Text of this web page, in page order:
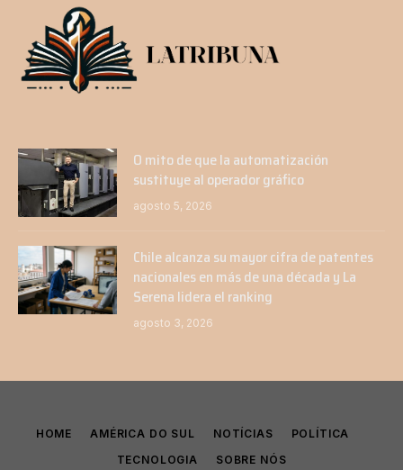
O mito de que la automatización
sustituye al operador gráfico
agosto 5, 2026
Chile alcanza su mayor cifra de patentes
nacionales en más de una década y La
Serena lidera el ranking
agosto 3, 2026
HOME AMÉRICA DO SUL NOTÍCIAS
POLÍTICA
TECNOLOGIA
SOBRE NÓS